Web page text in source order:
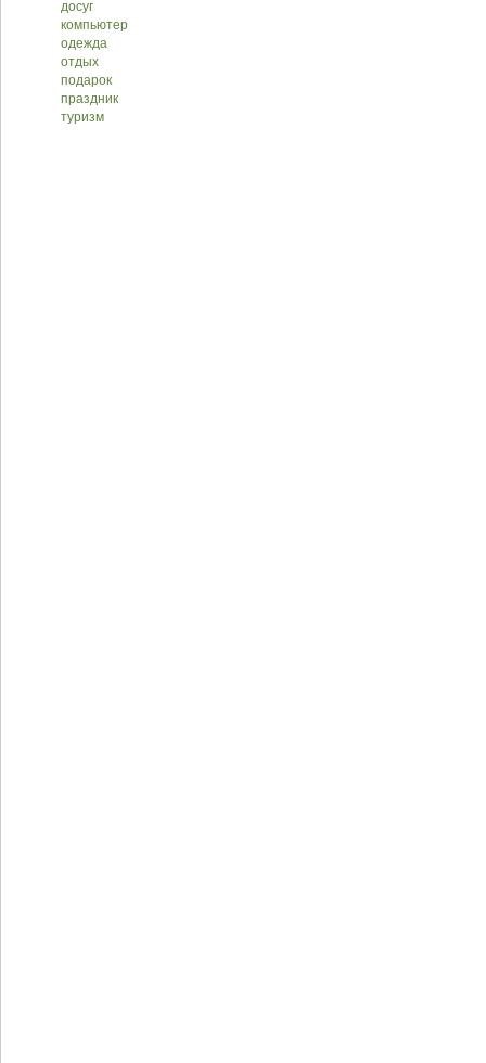
досуг
компьютер
одежда
отдых
подарок
праздник
туризм